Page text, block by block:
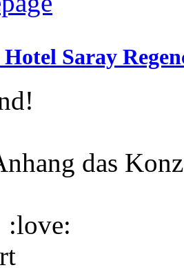
Saray
das
:love: